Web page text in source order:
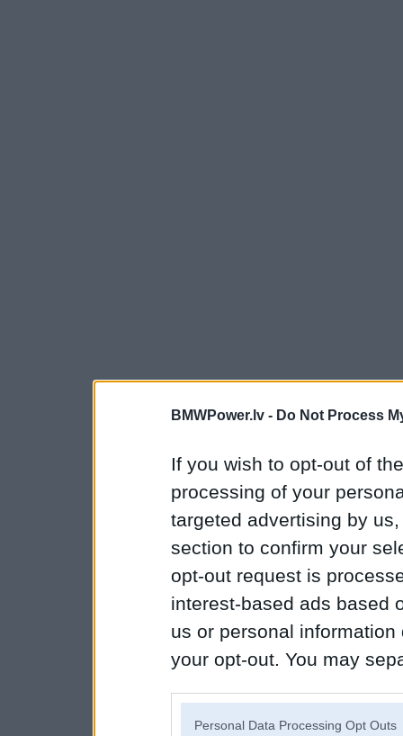
BMWPower.lv - Do Not Process
If you wish to opt-out of
processing of your
targeted advertising by
section to confirm your
opt-out request is
interest-based ads based
us or personal
your opt-out. You may
Personal Data Processing Opt Outs